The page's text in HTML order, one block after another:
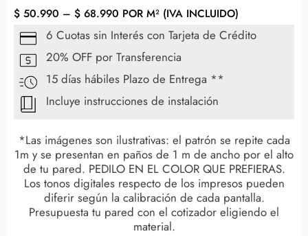
$ 50.990 – $ 68.990 POR M² (IVA INCLUIDO)
6 Cuotas sin Interés con Tarjeta de Crédito
20% OFF por Transferencia
15 días hábiles Plazo de Entrega **
Incluye instrucciones de instalación
*Las imágenes son ilustrativas: el patrón se repite cada
1m y se presentan en paños de 1 m de ancho por el alto
de tu pared. PEDILO EN EL COLOR QUE PREFIERAS.
Los tonos digitales respecto de los impresos pueden
diferir según la calibración de cada pantalla.
Presupuesta tu pared con el cotizador eligiendo el
material.